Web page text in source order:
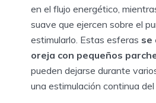
en el flujo energético,
suave que ejercen sobre el
estimularlo. Estas esferas se
oreja con pequeños
pueden dejarse durante
una estimulación continua del